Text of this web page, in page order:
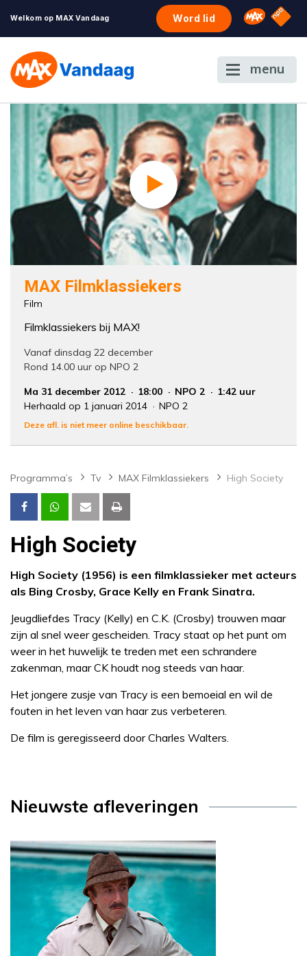
Welkom op MAX Vandaag Word lid Omroep
NPO
menu
MAX Filmklassiekers
Film
Filmklassiekers bij MAX!
Vanaf dinsdag 22 december
Rond 14.00 uur op NPO 2
Ma 31 december 2012
18:00 NPO 2
1:42 uur
Herhaald op 1 januari 2014
NPO 2
Deze afl. is niet meer online beschikbaar.
Programma’s Tv MAX Filmklassiekers High Society
High Society
High Society (1956) is een filmklassieker met acteurs
als Bing Crosby, Grace Kelly en Frank Sinatra.
Jeugdliefdes Tracy (Kelly) en C.K. (Crosby) trouwen maar
zijn al snel weer gescheiden. Tracy staat op het punt om
weer in het huwelijk te treden met een schrandere
zakenman, maar CK houdt nog steeds van haar.
Het jongere zusje van Tracy is een bemoeial en wil de
fouten in het leven van haar zus verbeteren.
De film is geregisseerd door Charles Walters.
Nieuwste afleveringen